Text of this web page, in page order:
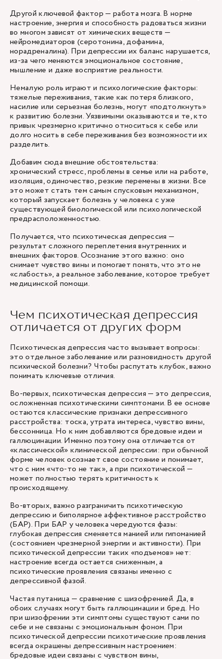
Другой ключевой фактор — работа мозга. В норме
настроение, энергия и способность радоваться жизни
во многом зависят от химических веществ —
нейромедиаторов (серотонина, дофамина,
норадреналина). При депрессии их баланс нарушается,
из-за чего меняются эмоциональное состояние,
мышление и даже восприятие реальности.
Немалую роль играют и психологические факторы:
тяжелые переживания, такие как потеря близкого,
насилие или серьезная болезнь, могут «подтолкнуть»
к развитию болезни. Уязвимыми оказываются и те, кто
привык чрезмерно критично относиться к себе или
долго носить в себе переживания без возможности их
разделить.
Добавим сюда внешние обстоятельства:
хронический стресс, проблемы в семье или на работе,
изоляция, одиночество, резкие перемены в жизни. Все
это может стать тем самым спусковым механизмом,
который запускает болезнь у человека с уже
существующей биологической или психологической
предрасположенностью.
Получается, что психотическая депрессия —
результат сложного переплетения внутренних и
внешних факторов. Осознание этого важно: оно
снимает чувство вины и помогает понять, что это не
«слабость», а реальное заболевание, которое требует
медицинской помощи.
Чем психотическая депрессия
отличается от других форм
Психотическая депрессия часто вызывает вопросы:
это отдельное заболевание или разновидность другой
психической болезни? Чтобы распутать клубок, важно
понимать ключевые отличия.
Во-первых, психотическая депрессия — это депрессия,
осложненная психотическими симптомами. В ее основе
остаются классические признаки депрессивного
расстройства: тоска, утрата интереса, чувство вины,
бессонница. Но к ним добавляются бредовые идеи и
галлюцинации. Именно поэтому она отличается от
«классической» клинической депрессии: при обычной
форме человек осознает свое состояние и понимает,
что с ним «что-то не так», а при психотической —
может полностью терять критичность к
происходящему.
Во-вторых, важно разграничить психотическую
депрессию и биполярное аффективное расстройство
(БАР). При БАР у человека чередуются фазы:
глубокая депрессия сменяется манией или гипоманией
(состоянием чрезмерной энергии и активности). При
психотической депрессии таких «подъемов» нет:
настроение всегда остается сниженным, а
психотические проявления связаны именно с
депрессивной фазой.
Частая путаница — сравнение с шизофренией. Да, в
обоих случаях могут быть галлюцинации и бред. Но
при шизофрении эти симптомы существуют сами по
себе и не связаны с эмоциональным фоном. При
психотической депрессии психотические проявления
всегда окрашены депрессивным настроением:
бредовые идеи связаны с чувством вины,